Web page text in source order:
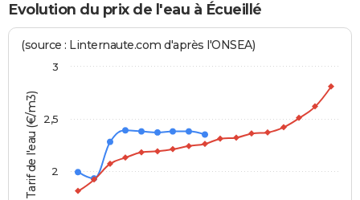
Evolution du prix de l'eau à Écueillé
Tarif de l'eau (€/m3)
(source : Linternaute.com d'après l'ONSEA)
2
2,5
3